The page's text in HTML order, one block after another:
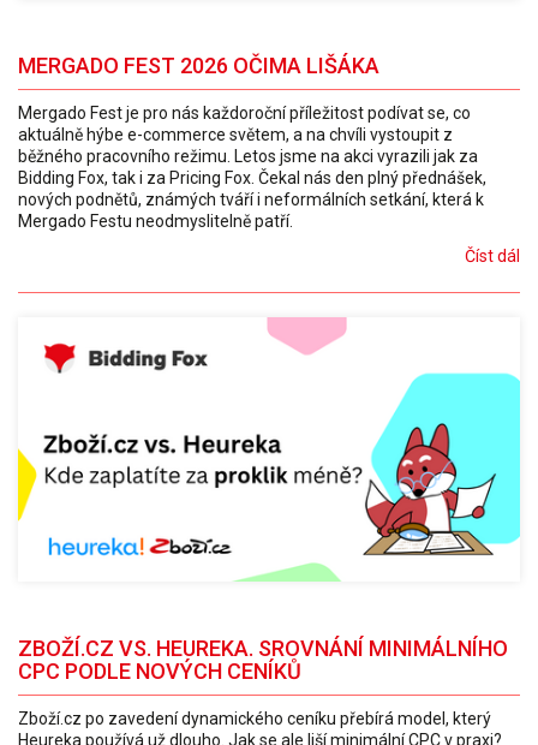
MERGADO FEST 2026 OČIMA LIŠÁKA
Mergado Fest je pro nás každoroční příležitost podívat se, co
aktuálně hýbe e-commerce světem, a na chvíli vystoupit z
běžného pracovního režimu. Letos jsme na akci vyrazili jak za
Bidding Fox, tak i za Pricing Fox. Čekal nás den plný přednášek,
nových podnětů, známých tváří i neformálních setkání, která k
Mergado Festu neodmyslitelně patří.
Číst dál
ZBOŽÍ.CZ VS. HEUREKA. SROVNÁNÍ MINIMÁLNÍHO
CPC PODLE NOVÝCH CENÍKŮ
Zboží.cz po zavedení dynamického ceníku přebírá model, který
Heureka používá už dlouho. Jak se ale liší minimální CPC v praxi?